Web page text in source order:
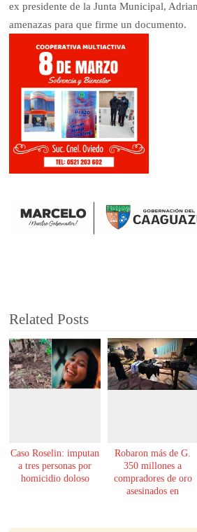
ex presidente de la Junta Municipal,
amenazas para que firme un documento.
Related Posts
Caso Roselin: imputan
a tres personas por
homicidio doloso
Robaron más de G.
350 millones a
compradores de oro
asesinados en